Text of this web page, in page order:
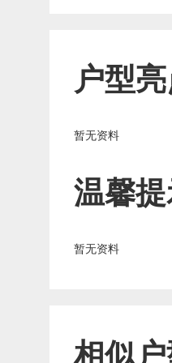
户型
暂无资料
温馨
暂无资料
相似户